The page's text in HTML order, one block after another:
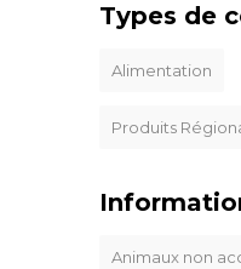
Types de
Alimentation
Produits
Animaux non